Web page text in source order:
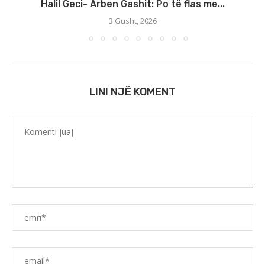
Halil Geci- Arben Gashit: Po të flas me...
3 Gusht, 2026
LINI NJË KOMENT